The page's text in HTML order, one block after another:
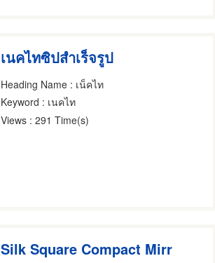
เนคไทซิปสำเร็จรูป
Heading Name : เน็คไท
Keyword : เนคไท
Views : 291 Time(s)
Silk Square Compact Mirr